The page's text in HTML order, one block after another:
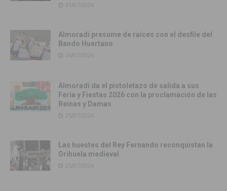
31/07/2026
Almoradí presume de raíces con el desfile del
Bando Huertano
26/07/2026
Almoradí da el pistoletazo de salida a sus
Feria y Fiestas 2026 con la proclamación de las
Reinas y Damas
25/07/2026
Las huestes del Rey Fernando reconquistan la
Orihuela medieval
25/07/2026